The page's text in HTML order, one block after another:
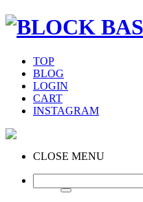
TOP
BLOG
LOGIN
CART
INSTAGRAM
CLOSE MENU